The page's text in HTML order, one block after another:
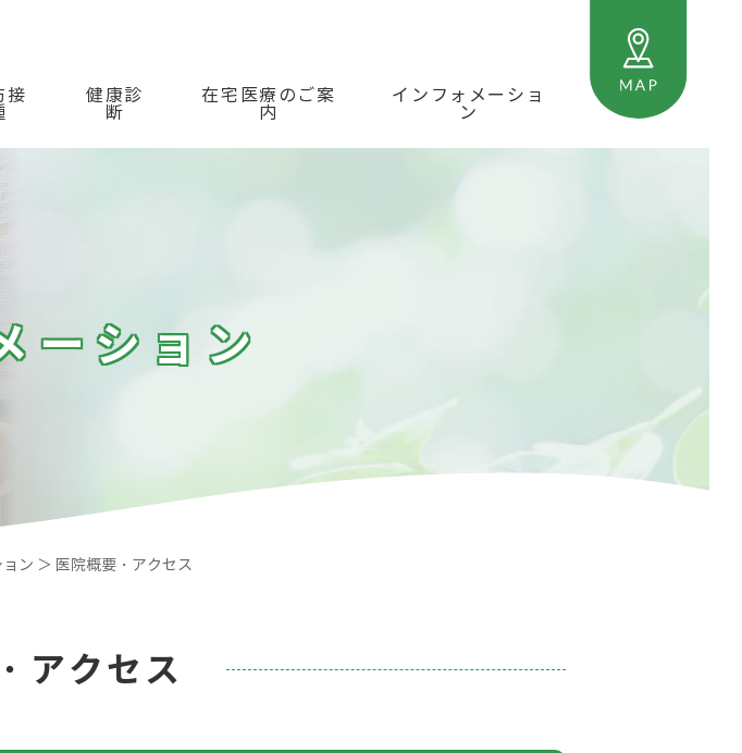
接
健康診
断
在宅医療のご案
内
インフォメーショ
ン
ーション
ン ＞ 医院概要・アクセス
アクセス